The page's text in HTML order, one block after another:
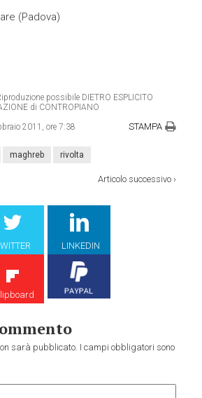
(Padova)
possibile DIETRO ESPLICITO
di CONTROPIANO
2011, ore 7:38 STAMPA
maghreb rivolta
Articolo successivo›
LINKEDIN
sarà pubblicato. I campi obbligatori sono